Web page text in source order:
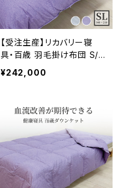
【受注生産】リカバリー寝
具・百歳 羽毛掛け布団 S/S
D/D プラウシオン®加工
¥242,000